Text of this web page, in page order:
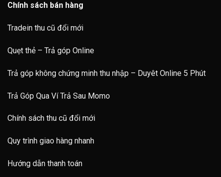
Chính sách bán hàng
Tradein thu cũ đổi mới
Quẹt thẻ – Trả góp Online
Trả góp không chứng minh thu nhập – Duyêt Online 5 Phút
Trả Góp Qua Ví Trả Sau Momo
Chính sách thu cũ đổi mới
Quy trình giao hàng nhanh
Hướng dẫn thanh toán